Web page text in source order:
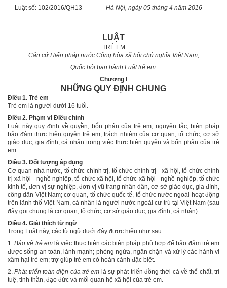
Luật số: 102/2016/QH13
Hà Nội, ngày05 tháng 4 năm 2016
LUẬT
TRẺ EM
Căn cứ Hiến pháp nước Cộng hòa xã hội chủ nghĩa Việt Nam;
Quốc hội ban hành Luật trẻ em.
Chương I
NHỮNG QUY ĐỊNH CHUNG
Điều 1. Trẻ em
Trẻ em là người dưới 16 tuổi.
Điều 2. Phạm vi Điều chỉnh
Luật này quy định về quyền, bổn phận của trẻ em; nguyên tắc, biện pháp
bảo đảm thực hiện quyền trẻ em; trách nhiệm của cơ quan, tổ chức, cơ sở
giáo dục, gia đình, cá nhân trong việc thực hiện quyền và bổn phận của trẻ
em.
Điều 3. Đối tượng áp dụng
Cơ quan nhà nước, tổ chức chính trị, tổ chức chính trị - xã hội, tổ chức chính
trị xã hội - nghề nghiệp, tổ chức xã hội, tổ chức xã hội - nghề nghiệp, tổ chức
kinh tế, đơn vị sự nghiệp, đơn vị vũ trang nhân dân, cơ sở giáo dục, gia đình,
công dân Việt Nam; cơ quan, tổ chức quốc tế, tổ chức nước ngoài hoạt động
trên lãnh thổ Việt Nam, cá nhân là người nước ngoài cư trú tại Việt Nam (sau
đây gọi chung là cơ quan, tổ chức, cơ sở giáo dục, gia đình, cá nhân).
Điều 4. Giải thích từ ngữ
Trong Luật này, các từ ngữ dưới đây được hiểu như sau:
1.Bảo vệ trẻ emlà việc thực hiện các biện pháp phù hợp để bảo đảm trẻ em
được sống an toàn, lành mạnh; phòng ngừa, ngăn chặn và xử lý các hành vi
xâm hại trẻ em; trợ giúp trẻ em có hoàn cảnh đặc biệt.
2. Phát triển toàn diện của trẻ em là sự phát triển đồng thời cả về thể chất, trí
tuệ, tinh thần, đạo đức và mối quan hệ xã hội của trẻ em.